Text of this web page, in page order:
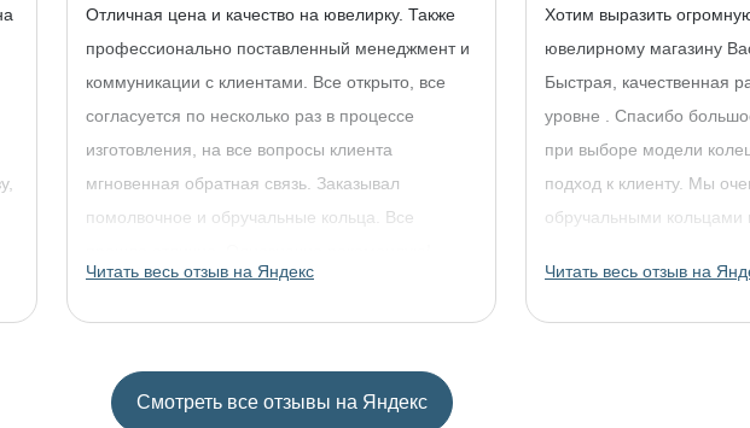
Отличная цена и качество на ювелирку. Также
профессионально поставленный менеджмент и
коммуникации с клиентами. Все открыто, все
согласуется по несколько раз в процессе
изготовления, на все вопросы клиента
мгновенная обратная связь. Заказывал
помолвочное и обручальные кольца. Все
Читать весь отзыв на Яндекс
Хотим выразить
ювелирному магазину
Быстрая, качественная
уровне . Спасибо
при выборе модели
подход к клиенту. Мы
обручальными кольцами
Читать весь отзыв на
Смотреть все отзывы на Яндекс